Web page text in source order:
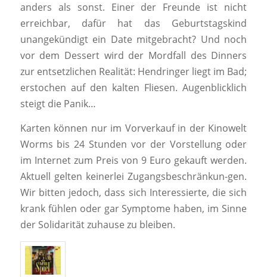
anders als sonst. Einer der Freunde ist nicht
erreichbar, dafür hat das Geburtstagskind
unangekündigt ein Date mitgebracht? Und noch
vor dem Dessert wird der Mordfall des Dinners
zur entsetzlichen Realität: Hendringer liegt im Bad;
erstochen auf den kalten Fliesen. Augenblicklich
steigt die Panik…
Karten können nur im Vorverkauf in der Kinowelt
Worms bis 24 Stunden vor der Vorstellung oder
im Internet zum Preis von 9 Euro gekauft werden.
Aktuell gelten keinerlei Zugangsbeschränkun-gen.
Wir bitten jedoch, dass sich Interessierte, die sich
krank fühlen oder gar Symptome haben, im Sinne
der Solidarität zuhause zu bleiben.